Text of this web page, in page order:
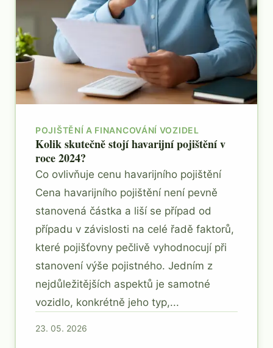
POJIŠTĚNÍ A FINANCOVÁNÍ VOZIDEL
Kolik skutečně stojí havarijní pojištění v
roce 2024?
Co ovlivňuje cenu havarijního pojištění
Cena havarijního pojištění není pevně
stanovená částka a liší se případ od
případu v závislosti na celé řadě faktorů,
které pojišťovny pečlivě vyhodnocují při
stanovení výše pojistného. Jedním z
nejdůležitějších aspektů je samotné
vozidlo, konkrétně jeho typ,...
23. 05. 2026